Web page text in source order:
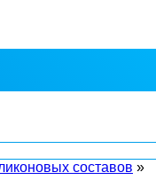
составов »